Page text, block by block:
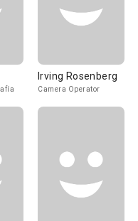
Irving Rosenberg
Camera Operator